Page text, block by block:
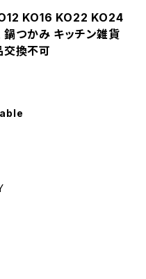
KO16 KO22 KO24
つかみ キッチン雑貨
交換不可